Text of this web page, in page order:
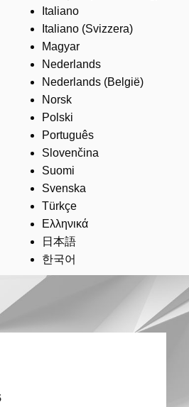
Italiano
Italiano (Svizzera)
Magyar
Nederlands
Nederlands (België)
Norsk
Polski
Português
Slovenčina
Suomi
Svenska
Türkçe
Ελληνικά
日本語
한국어